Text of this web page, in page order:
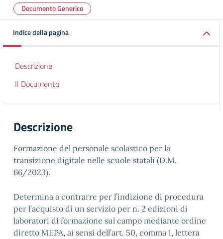
Documento Generico
Indice della pagina
Descrizione
Il Documento
Descrizione
Formazione del personale scolastico per la
transizione digitale nelle scuole statali (D.M.
66/2023).
Determina a contrarre per l’indizione di procedura
per l’acquisto di un servizio per n. 2 edizioni di
laboratori di formazione sul campo mediante ordine
diretto MEPA, ai sensi dell’art. 50, comma 1, lettera